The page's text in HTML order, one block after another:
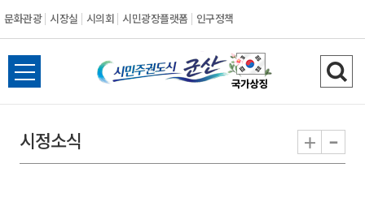
문화관광 시장실 시의회 시민광장플랫폼 인구정책
시
민
전
체
뉴
열
검
색
기
시정소식 + -